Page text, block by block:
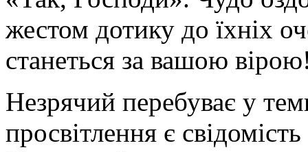
жестом дотику до їхніх
станеться за вашою
Незрячий перебуває у
просвітлення є